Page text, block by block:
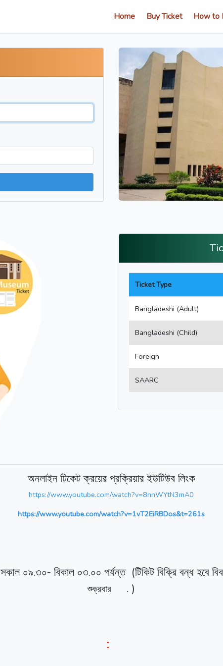
Home(current)
Buy Ticket How to
Ticket Type
Bangladeshi (Adult)
Bangladeshi (Child)
Foreign
SAARC
অনলাইন টিকেট ক্রয়ের প্রক্রিয়ার ইউটিউব লিংক
https://www.youtube.com/watch?v=8nnWYtN3mA0
https://www.youtube.com/watch?v=1vT2EiRBDos&t=261s
সকাল ০৯.৩০- বিকাল ০৩.০০ পর্যন্ত(টিকিট বিক্রি বন্ধ হবে
শুক্রবার . )
: